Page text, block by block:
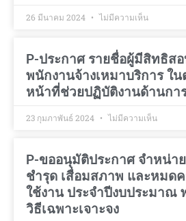
26 มีนาคม 2024 ไม่มีความเห็น
P-ประกาศ รายชื่อผู้มีสิทธิส
พนักงานจ้างเหมาบริการ ใน
หน้าที่ช่วยปฏิบัติงานด้านกา
23 กุมภาพันธ์ 2024 ไม่มีความเห็น
P-ขออนุมัติประกาศ จำหน่
ชำรุด เสื่อมสภาพ และหมด
ใช้งาน ประจำปีงบประมาณ
วิธีเฉพาะเจาะจง